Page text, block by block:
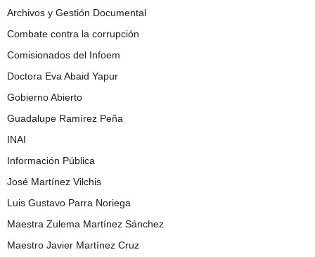
Archivos y Gestión Documental
Combate contra la corrupción
Comisionados del Infoem
Doctora Eva Abaid Yapur
Gobierno Abierto
Guadalupe Ramírez Peña
INAI
Información Pública
José Martínez Vilchis
Luis Gustavo Parra Noriega
Maestra Zulema Martínez Sánchez
Maestro Javier Martínez Cruz